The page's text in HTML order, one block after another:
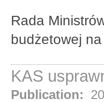
Rada
budżetowej
KAS
Publication: